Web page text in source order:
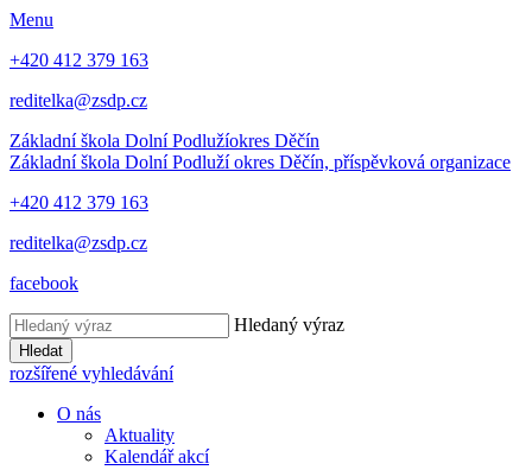
Menu
+420 412 379 163
reditelka@zsdp.cz
Základní škola Dolní Podlužíokres Děčín
Základní škola Dolní Podlužíokres Děčín, příspěvková organizace
+420 412 379 163
reditelka@zsdp.cz
facebook
Hledaný výraz
Hledat
rozšířené vyhledávání
O nás
Aktuality
Kalendář akcí